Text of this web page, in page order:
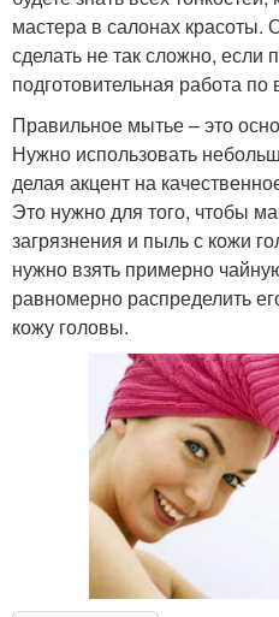
мастера в салонах
сделать не так сложно, если
подготовительная работа
Правильное мытье – это
Нужно использовать
делая акцент на
Это нужно для того, чтобы
загрязнения и пыль с кожи
нужно взять примерно
равномерно распределить
кожу головы.